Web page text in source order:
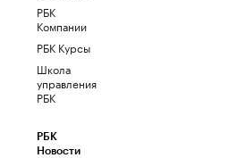
РБК
Компании
РБК Курсы
Школа
управления
РБК
РБК
Новости